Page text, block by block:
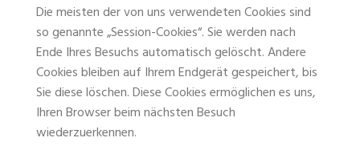
Die meisten der von uns verwendeten Cookies sind
so genannte „Session-Cookies“. Sie werden nach
Ende Ihres Besuchs automatisch gelöscht. Andere
Cookies bleiben auf Ihrem Endgerät gespeichert, bis
Sie diese löschen. Diese Cookies ermöglichen es uns,
Ihren Browser beim nächsten Besuch
wiederzuerkennen.